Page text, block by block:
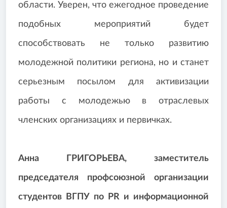
области. Уверен, что ежегодное проведение
подобных мероприятий будет
способствовать не только развитию
молодежной политики региона, но и станет
серьезным посылом для активизации
работы с молодежью в отраслевых
членских организациях и первичках.
Анна ГРИГОРЬЕВА, заместитель
председателя профсоюзной организации
студентов ВГПУ по PR и информационной